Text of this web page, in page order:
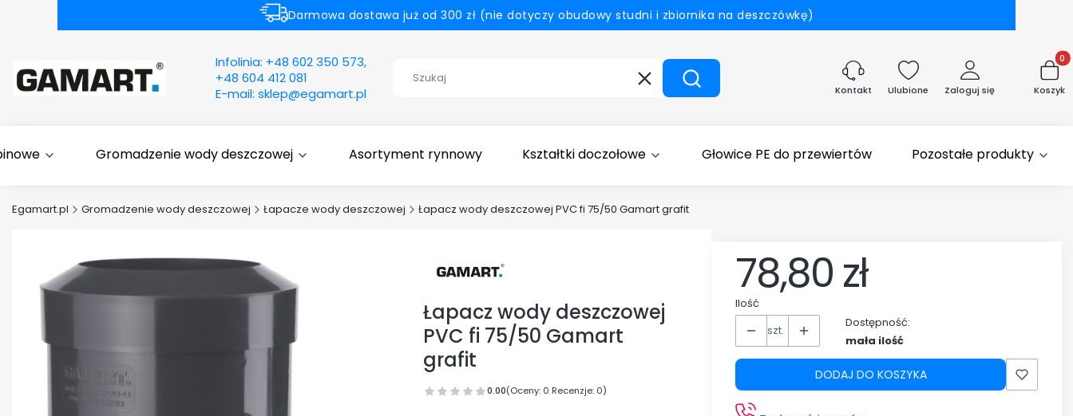
Darmowa dostawa już od 300 zł (nie dotyczy obudowy studni i zbiornika na deszczówkę)
Infolinia: +48 602 350 573,
+48 604 412 081
E-mail: sklep@egamart.pl
WyczyśćSzukaj Kontakt Ulubione Zaloguj się Koszyk
Gromadzenie wody deszczowej Asortyment rynnowy Kształtki doczołowe Głowice PE do przewiertów Pozostałe produkty
Egamart.pl Gromadzenie wody deszczowej Łapacze wody deszczowej Łapacz wody deszczowej PVC fi 75/50 Gamart grafit
Łapacz wody deszczowej
PVC fi 75/50 Gamart
grafit
0.00(Oceny: 0 Recenzje: 0)
78,80 zł
Ilość
szt.
Dostępność:
mała ilość
DODAJ DO KOSZYKA